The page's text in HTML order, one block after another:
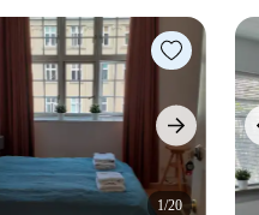
1/20